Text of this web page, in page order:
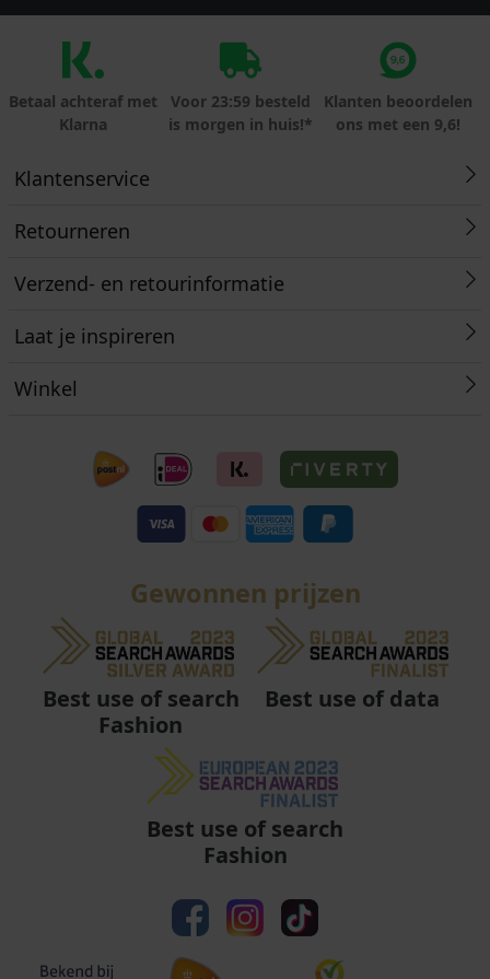
Betaal achteraf met
Klarna
Voor 23:59 besteld
is morgen in huis!*
Klanten beoordelen
ons met een 9,6!
Klantenservice
Retourneren
Verzend- en retourinformatie
Laat je inspireren
Winkel
Gewonnen prijzen
Best use of search
Fashion
Best use of data
Best use of search
Fashion